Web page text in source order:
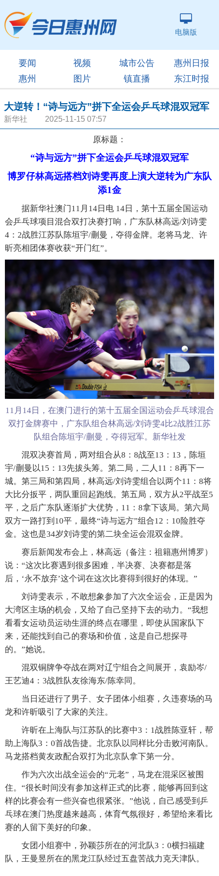
电脑版
要闻 视频 城市公告
惠州日报
惠州
图片 镇直播 东江时报
大逆转！“诗与远方”拼下全运会乒乓球混双冠军
新华社 2025-11-15 07:57
原标题：
“诗与远方”拼下全运会乒乓球混双冠军
博罗仔林高远搭档刘诗雯再度上演大逆转为广东队
添1金
据新华社澳门11月14日电 14日，第十五届全国运动
会乒乓球项目混合双打决赛打响，广东队林高远/刘诗雯
4：2战胜江苏队陈垣宇/蒯曼，夺得金牌。老将马龙、许
昕亮相团体赛收获“开门红”。
11月14日，在澳门进行的第十五届全国运动会乒乓球混合
双打金牌赛中，广东队组合林高远/刘诗雯4比2战胜江苏
队组合陈垣宇/蒯曼，夺得冠军。新华社发
混双决赛首局，两对组合从8：8战至13：13，陈垣
宇/蒯曼以15：13先拔头筹。第二局，二人11：8再下一
城。第三局和第四局，林高远/刘诗雯组合以两个11：8将
大比分扳平，两队重回起跑线。第五局，双方从2平战至5
平，之后广东队逐渐扩大优势，11：8拿下该局。第六局
双方一路打到10平，最终“诗与远方”组合12：10险胜夺
金。这也是34岁刘诗雯的第二块全运会混双金牌。
赛后新闻发布会上，林高远（备注：祖籍惠州博罗）
说：“这次比赛遇到很多困难，半决赛、决赛都是落
后，‘永不放弃’这个词在这次比赛得到很好的体现。”
刘诗雯表示，不敢想象参加了六次全运会，正是因为
大湾区主场的机会，又给了自己坚持下去的动力。“我想
看看女运动员运动生涯的终点在哪里，即使从国家队下
来，还能找到自己的赛场和价值，这是自己想探寻
的。”她说。
混双铜牌争夺战在两对辽宁组合之间展开，袁励岑/
王艺迪4：3战胜队友徐海东/陈幸同。
当日还进行了男子、女子团体小组赛，久违赛场的马
龙和许昕吸引了大家的关注。
许昕在上海队与江苏队的比赛中3：1战胜陈亚轩，帮
助上海队3：0首战告捷。北京队以同样比分击败河南队。
马龙搭档黄友政配合双打为北京队拿下第一分。
作为六次出战全运会的“元老”，马龙在混采区被围
住。“很长时间没有参加这样正式的比赛，能够再回到这
样的比赛会有一些兴奋也很紧张。”他说，自己感受到乒
乓球在澳门热度越来越高，体育气氛很好，希望给来看比
赛的人留下美好的印象。
女团小组赛中，孙颖莎所在的河北队3：0横扫福建
队，王曼昱所在的黑龙江队经过五盘苦战力克天津队。